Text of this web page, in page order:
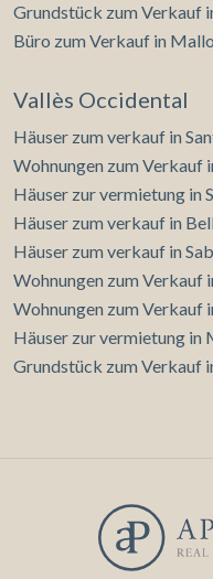
Grundstück zum Verkauf
Büro zum Verkauf in
Vallès Occidental
Häuser zum verkauf in
Wohnungen zum Verkauf
Häuser zur vermietung in
Häuser zum verkauf in
Häuser zum verkauf in
Wohnungen zum Verkauf
Wohnungen zum Verkauf
Häuser zur vermietung in
Grundstück zum Verkauf